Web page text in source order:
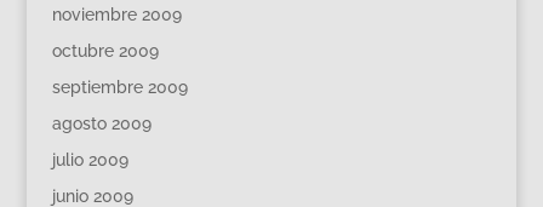
noviembre 2009
octubre 2009
septiembre 2009
agosto 2009
julio 2009
junio 2009